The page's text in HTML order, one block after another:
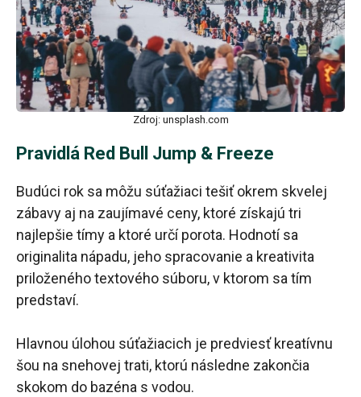
Zdroj: unsplash.com
Pravidlá Red Bull Jump & Freeze
Budúci rok sa môžu súťažiaci tešiť okrem skvelej
zábavy aj na zaujímavé ceny, ktoré získajú tri
najlepšie tímy a ktoré určí porota. Hodnotí sa
originalita nápadu, jeho spracovanie a kreativita
priloženého textového súboru, v ktorom sa tím
predstaví.
Hlavnou úlohou súťažiacich je predviesť kreatívnu
šou na snehovej trati, ktorú následne zakončia
skokom do bazéna s vodou.